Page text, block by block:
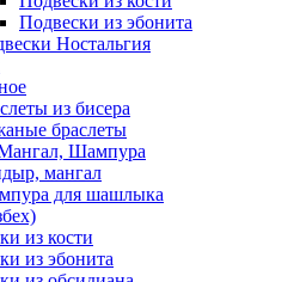
Подвески из эбонита
Ностальгия
из бисера
браслеты
Шампура
мангал
для шашлыка
из кости
из эбонита